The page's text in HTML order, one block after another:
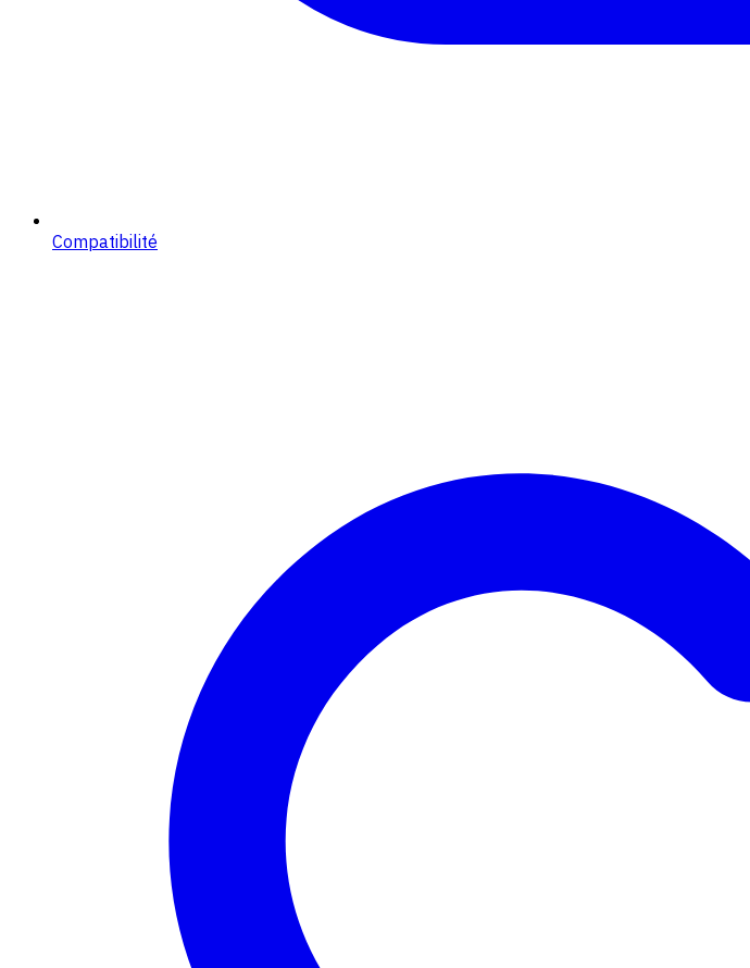
Compatibilité